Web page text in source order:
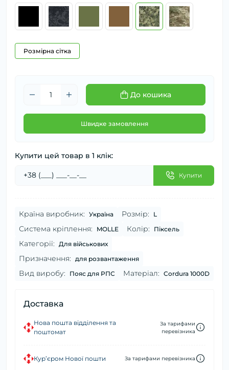
Розмірна сітка
До кошика
Швидке замовлення
Купити цей товар в 1 клік:
Купити
Країна виробник: Україна Розмір: L
Система кріплення: MOLLE Колір: Піксель
Категорії: Для військових
Призначення: для розвантаження
Вид виробу: Пояс для РПС Матеріал: Cordura 1000D
Доставка
Нова пошта відділення та
поштомат
За тарифами
перевізника
Кур’єром Нової пошти За тарифами перевізника